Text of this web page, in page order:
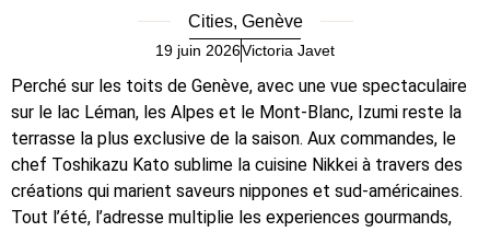
Cities, Genève
19 juin 2026Victoria Javet
Perché sur les toits de Genève, avec une vue spectaculaire
sur le lac Léman, les Alpes et le Mont-Blanc, Izumi reste la
terrasse la plus exclusive de la saison. Aux commandes, le
chef Toshikazu Kato sublime la cuisine Nikkei à travers des
créations qui marient saveurs nippones et sud-américaines.
Tout l’été, l’adresse multiplie les experiences gourmands,